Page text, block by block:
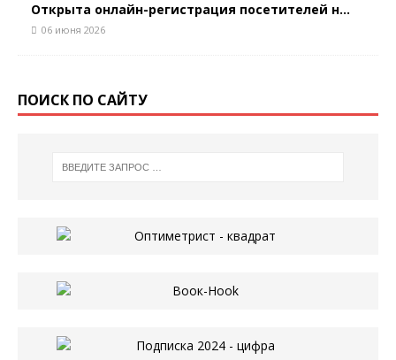
Открыта онлайн-регистрация посетителей н...
06 июня 2026
ПОИСК ПО САЙТУ